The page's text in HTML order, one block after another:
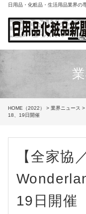
日用品・化粧品・生活用品業界の
HOME（2022） > 業界ニュース >
18、19日開催
【全家協
19日開催